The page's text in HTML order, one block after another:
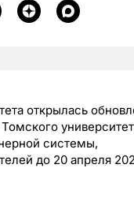
открылась
системы,
до 20 апреля